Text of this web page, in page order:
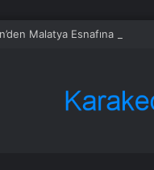
Malatya Esnafına Destek